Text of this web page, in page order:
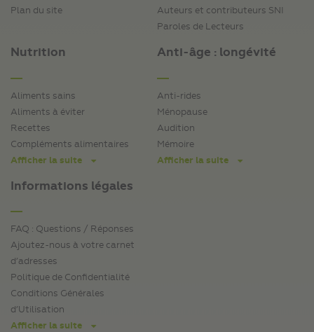
Plan du site
Auteurs et contributeurs SNI
Paroles de Lecteurs
Nutrition
Aliments sains
Aliments à éviter
Recettes
Compléments alimentaires
Afficher la suite
Informations légales
FAQ : Questions / Réponses
Ajoutez-nous à votre carnet
d’adresses
Politique de Confidentialité
Conditions Générales
d’Utilisation
Afficher la suite
Anti-âge : longévité
Anti-rides
Ménopause
Audition
Mémoire
Afficher la suite